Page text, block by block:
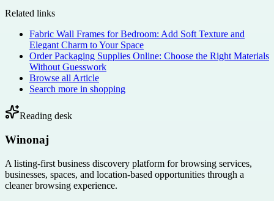
Related links
Fabric Wall Frames for Bedroom: Add Soft Texture and
Elegant Charm to Your Space
Order Packaging Supplies Online: Choose the Right Materials
Without Guesswork
Browse all Article
Search more in shopping
Reading desk
Winonaj
A listing-first business discovery platform for browsing services,
businesses, spaces, and location-based opportunities through a
cleaner browsing experience.